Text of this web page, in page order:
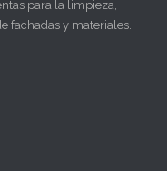
para la limpieza,
fachadas y materiales.